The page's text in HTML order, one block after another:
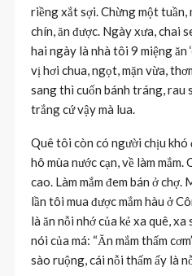
riềng xắt sợi. Chừng một tuần,
chín, ăn được. Ngày xưa, chai
hai ngày là nhà tôi 9 miệng ăn
vị hơi chua, ngọt, mặn vừa,
sang thì cuốn bánh tráng, rau
trắng cứ vậy mà lua.
Quê tôi còn có người chịu khó
hô mùa nước cạn, về làm mắm.
cao. Làm mắm đem bán ở chợ.
lần tôi mua được mắm hàu ở
là ăn nỗi nhớ của kẻ xa quê, xa
nói của má: “Ăn mắm thấm
sào ruộng, cái nỗi thấm ấy là